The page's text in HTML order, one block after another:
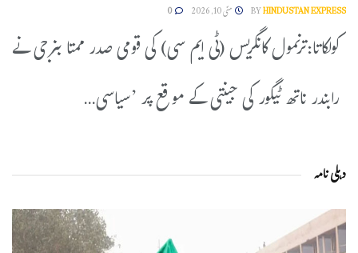
BYHINDUSTAN EXPRESS مئی 10, 2026 0
کولکاتا:ترنمول کانگریس (ٹی ایم سی) کی قومی صدر ممتا بنرجی نے
رابندر ناتھ ٹیگور کی جینتی کے موقع پر ’سیاسی...
دہلی نامہ